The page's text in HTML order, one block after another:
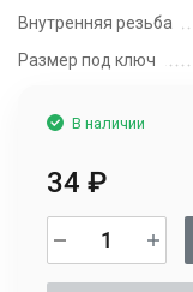
Внутренняя резьба
Размер под ключ
В наличии
34 ₽